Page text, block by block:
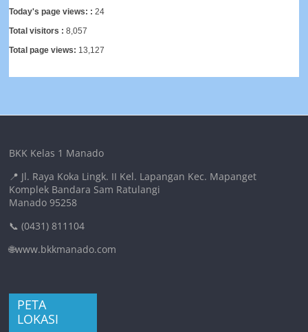
Today's page views: :24
Total visitors :8,057
Total page views: 13,127
BKK Kelas 1 Manado
📍 Jl. Raya Koka Lingk. II Kel. Lapangan Kec. Mapanget
Komplek Bandara Sam Ratulangi
Manado 95258
📞 (0431) 811104
🌐www.bkkmanado.com
PETA
LOKASI